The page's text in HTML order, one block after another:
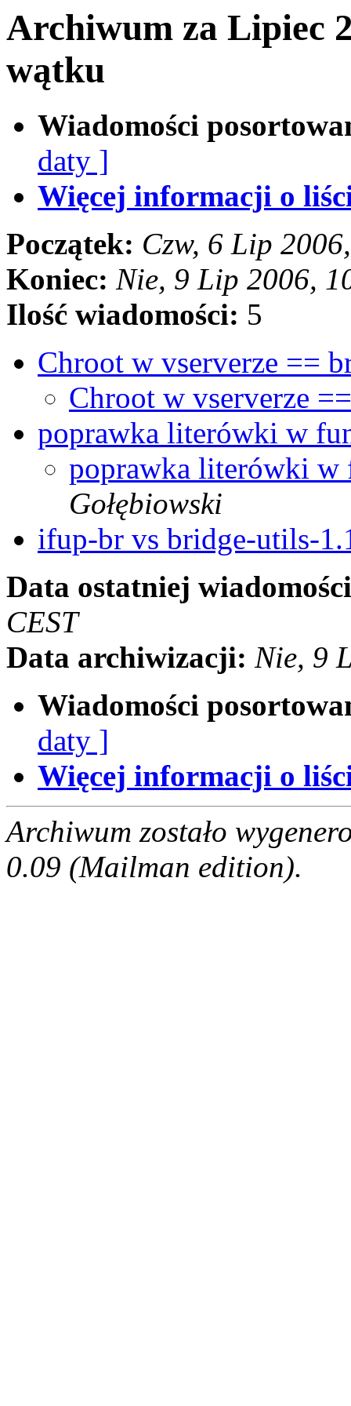
Archiwum za Lipiec
wątku
Wiadomości
daty ]
Więcej informacji o
Początek: Czw, 6 Lip
Koniec: Nie, 9 Lip 2006,
Ilość wiadomości: 5
Chroot w vserverze ==
Chroot w vserverze
poprawka literówki w
poprawka literówki
Gołębiowski
ifup-br vs bridge-utils-
Data ostatniej
CEST
Data archiwizacji: Nie, 9
Wiadomości
daty ]
Więcej informacji o
Archiwum zostało
0.09 (Mailman edition).